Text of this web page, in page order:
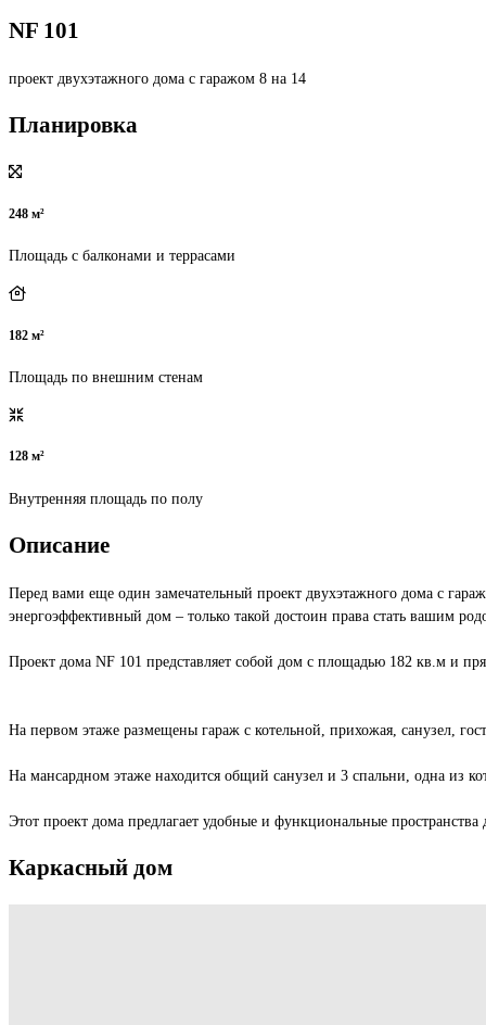
NF 101
проект двухэтажного дома с гаражом 8 на 14
Планировка
248 м²
Площадь с балконами и террасами
182 м²
Площадь по внешним стенам
128 м²
Внутренняя площадь по полу
Описание
Перед вами еще один замечательный проект двухэтажного дома с
энергоэффективный дом – только такой достоин права стать вашим
Проект дома NF 101 представляет собой дом с площадью 182 кв.м и
На первом этаже размещены гараж с котельной, прихожая, санузел,
На мансардном этаже находится общий санузел и 3 спальни, одна из
Этот проект дома предлагает удобные и функциональные
Каркасный дом